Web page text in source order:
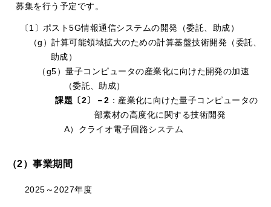
募集を行う予定です。
〔1〕ポスト5G情報通信システムの開発（委託、助成）
（g）計算可能領域拡大のための計算基盤技術開発（委託、
助成）
（g5）量子コンピュータの産業化に向けた開発の加速
（委託、助成）
課題〔2〕－2 ：産業化に向けた量子コンピュータの
部素材の高度化に関する技術開発
A）クライオ電子回路システム
（2）事業期間
2025～2027年度